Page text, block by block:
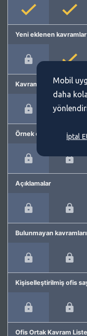
Yeni eklenen
Kavram önerme
Örnek cümleler
Açıklamalar
Bulunmayan
Kişiselleştirilmiş ofis
Ofis Ortak Kavram
Mobil
daha
İptal